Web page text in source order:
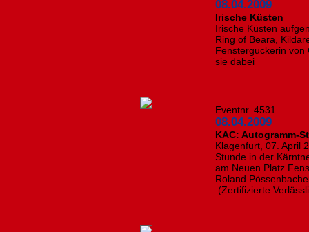
08.04.2009
Irische Küsten
Irische Küsten
Ring of Beara,
Fensterguckerin von
sie dabei
Eventnr. 4531
08.04.2009
KAC: Autogramm-
Klagenfurt, 07. April
Stunde in der
am Neuen Platz
Roland
(Zertifizierte